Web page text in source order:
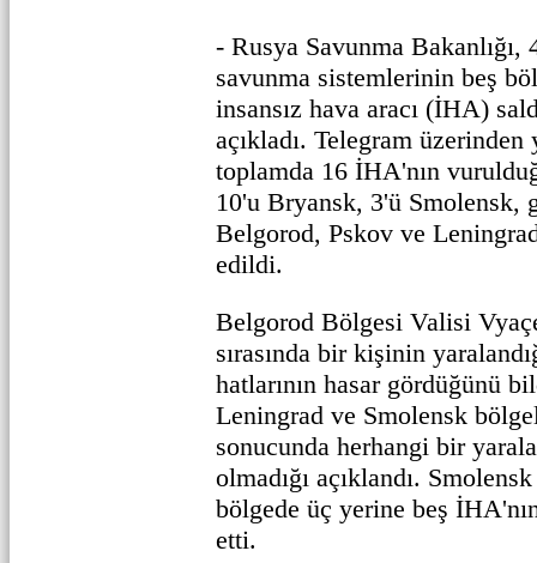
- Rusya Savunma Bakanlığı,
savunma sistemlerinin beş
insansız hava aracı (İHA)
açıkladı. Telegram üzerinden
toplamda 16 İHA'nın
10'u Bryansk, 3'ü Smolensk,
Belgorod, Pskov ve
edildi.
Belgorod Bölgesi Valisi
sırasında bir kişinin
hatlarının hasar gördüğünü
Leningrad ve Smolensk
sonucunda herhangi bir
olmadığı açıklandı.
bölgede üç yerine beş
etti.